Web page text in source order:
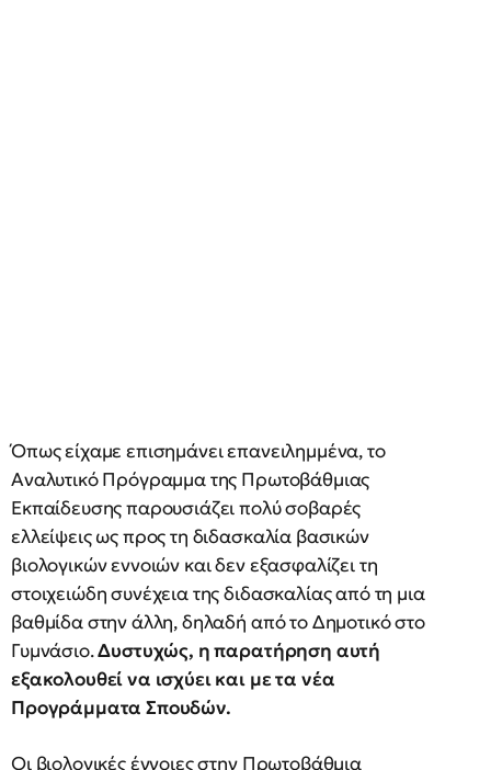
Όπως είχαμε επισημάνει επανειλημμένα, το
Αναλυτικό Πρόγραμμα της Πρωτοβάθμιας
Εκπαίδευσης παρουσιάζει πολύ σοβαρές
ελλείψεις ως προς τη διδασκαλία βασικών
βιολογικών εννοιών και δεν εξασφαλίζει τη
στοιχειώδη συνέχεια της διδασκαλίας από τη μια
βαθμίδα στην άλλη, δηλαδή από το Δημοτικό στο
Γυμνάσιο.Δυστυχώς, η παρατήρηση αυτή
εξακολουθεί να ισχύει και με τα νέα
Προγράμματα Σπουδών.
Οι βιολογικές έννοιες στην Πρωτοβάθμια